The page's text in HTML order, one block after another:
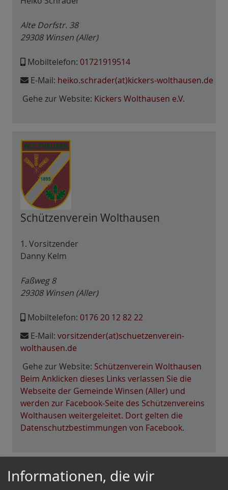
Alte Dorfstr. 38
29308 Winsen (Aller)
Mobiltelefon: 01721919514
E-Mail: heiko.schrader(at)kickers-wolthausen.de
Gehe zur Website: Kickers Wolthausen e.V.
Schützenverein Wolthausen
1. Vorsitzender
Danny Kelm
Faßweg 8
29308 Winsen (Aller)
Mobiltelefon: 0176 20 12 82 22
E-Mail: vorsitzender(at)schuetzenverein-
wolthausen.de
Gehe zur Website: Schützenverein Wolthausen
Beim Anklicken dieses Links verlassen Sie die
Webseite der Gemeinde Winsen (Aller) und
werden zur Facebook-Seite des Schützenvereins
Wolthausen weitergeleitet. Dort gelten die
Datenschutzbestimmungen von Facebook.
Informationen, die wir